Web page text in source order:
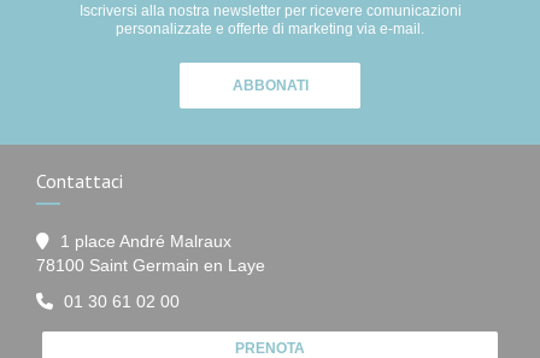
Iscriversi alla nostra newsletter per ricevere comunicazioni
personalizzate e offerte di marketing via e-mail.
ABBONATI
Contattaci
1 place André Malraux
78100 Saint Germain en Laye
01 30 61 02 00
PRENOTA